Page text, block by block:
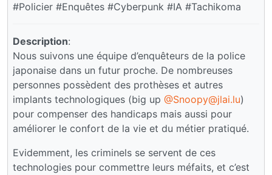
#Policier #Enquêtes #Cyberpunk #IA #Tachikoma
Description:
Nous suivons une équipe d’enquêteurs de la police
japonaise dans un futur proche. De nombreuses
personnes possèdent des prothèses et autres
implants technologiques (big up @Snoopy@jlai.lu)
pour compenser des handicaps mais aussi pour
améliorer le confort de la vie et du métier pratiqué.
Evidemment, les criminels se servent de ces
technologies pour commettre leurs méfaits, et c’est